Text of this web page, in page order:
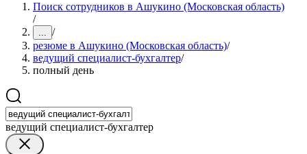
Поиск сотрудников в Ашукино (Московская область)
/
... /
резюме в Ашукино (Московская область)/
ведущий специалист-бухгалтер/
полный день
ведущий специалист-бухгалтер